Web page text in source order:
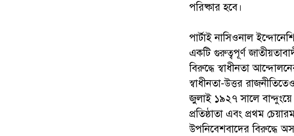
পরিষ্কার হবে।
পার্টাই নাসিওনাল
একটি গুরুত্বপূর্ণ
বিরুদ্ধে স্বাধীনতা
স্বাধীনতা-উত্তর
জুলাই ১৯২৭ সালে
প্রতিষ্ঠাতা এবং প্রথম
উপনিবেশবাদের বিরুদ্ধে